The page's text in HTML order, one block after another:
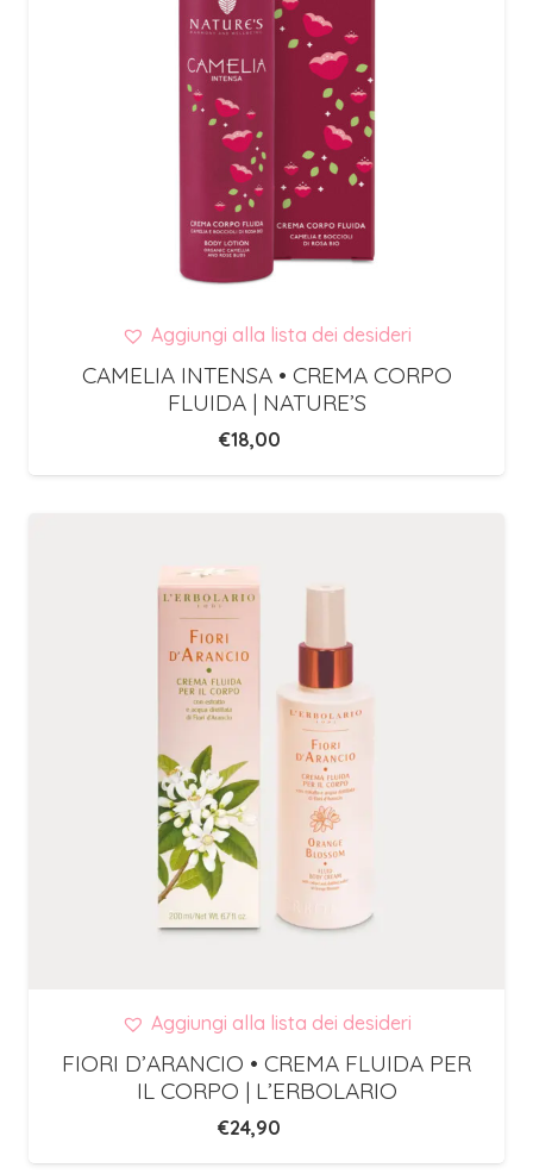
Aggiungi alla lista dei desideri
CAMELIA INTENSA • CREMA CORPO
FLUIDA | NATURE’S
€18,00
Aggiungi alla lista dei desideri
FIORI D’ARANCIO • CREMA FLUIDA PER
IL CORPO | L’ERBOLARIO
€24,90